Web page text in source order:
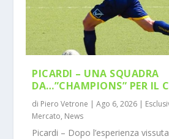
PECORARO – DAL “TERZO
MISTER MICHELE SACCO
ANNI C...
PICARDI – UNA SQUADRA
DA…”CHAMPIONS” PER IL
di Piero Vetrone |Ago 6, 2026 |
Mercato, News
Picardi – Dopo l’esperienza